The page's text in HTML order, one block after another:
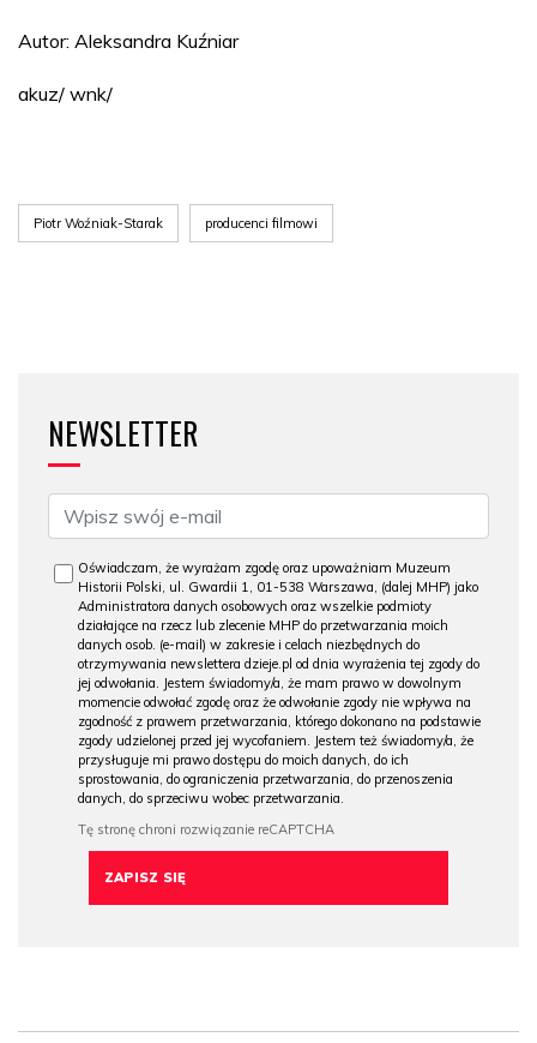
Autor: Aleksandra Kuźniar
akuz/ wnk/
Piotr Woźniak-Starak producenci filmowi
NEWSLETTER
Oświadczam, że wyrażam zgodę oraz upoważniam Muzeum
Historii Polski, ul. Gwardii 1, 01-538 Warszawa, (dalej MHP) jako
Administratora danych osobowych oraz wszelkie podmioty
działające na rzecz lub zlecenie MHP do przetwarzania moich
danych osob. (e-mail) w zakresie i celach niezbędnych do
otrzymywania newslettera dzieje.pl od dnia wyrażenia tej zgody do
jej odwołania. Jestem świadomy/a, że mam prawo w dowolnym
momencie odwołać zgodę oraz że odwołanie zgody nie wpływa na
zgodność z prawem przetwarzania, którego dokonano na podstawie
zgody udzielonej przed jej wycofaniem. Jestem też świadomy/a, że
przysługuje mi prawo dostępu do moich danych, do ich
sprostowania, do ograniczenia przetwarzania, do przenoszenia
danych, do sprzeciwu wobec przetwarzania.